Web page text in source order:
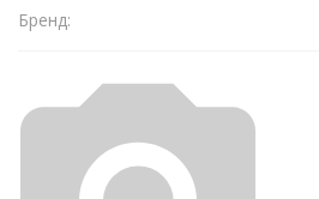
Бренд: